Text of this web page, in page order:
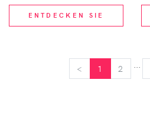
ENTDECKEN SIE
< 1 2